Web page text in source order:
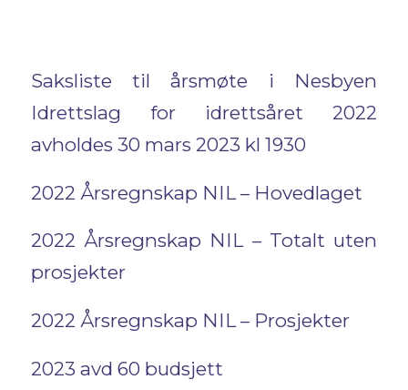
Saksliste til årsmøte i Nesbyen
Idrettslag for idrettsåret 2022
avholdes 30 mars 2023 kl 1930
2022 Årsregnskap NIL – Hovedlaget
2022 Årsregnskap NIL – Totalt uten
prosjekter
2022 Årsregnskap NIL – Prosjekter
2023 avd 60 budsjett